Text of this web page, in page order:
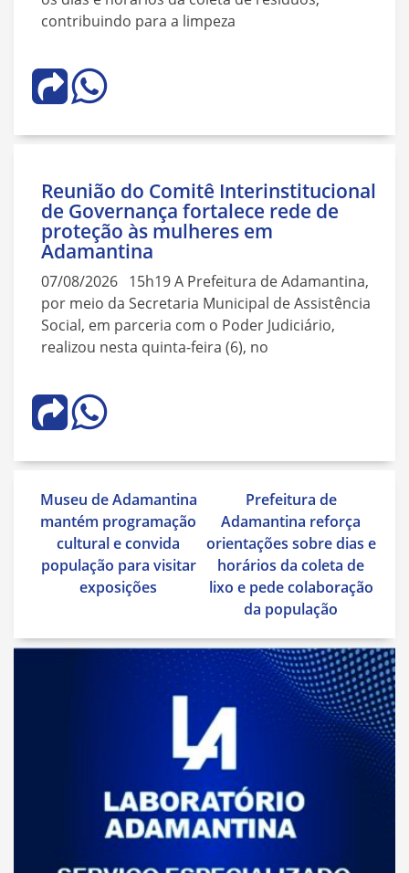
contribuindo para a limpeza
Reunião do Comitê Interinstitucional
de Governança fortalece rede de
proteção às mulheres em
Adamantina
07/08/2026 15h19 A Prefeitura de Adamantina,
por meio da Secretaria Municipal de Assistência
Social, em parceria com o Poder Judiciário,
realizou nesta quinta-feira (6), no
Navegação
de
Post
Museu de Adamantina
mantém programação
cultural e convida
população para visitar
exposições
Prefeitura de
Adamantina reforça
orientações sobre dias e
horários da coleta de
lixo e pede colaboração
da população